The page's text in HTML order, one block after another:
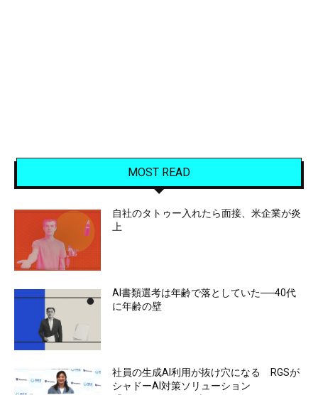
MOST READ
自社のタトゥー入れたら面接、米企業が炎
上
AI書類選考は年齢で落としていた──40代
に年齢の壁
社員の生成AI利用が抜け穴になる RGSが
シャドーAI対策ソリューション